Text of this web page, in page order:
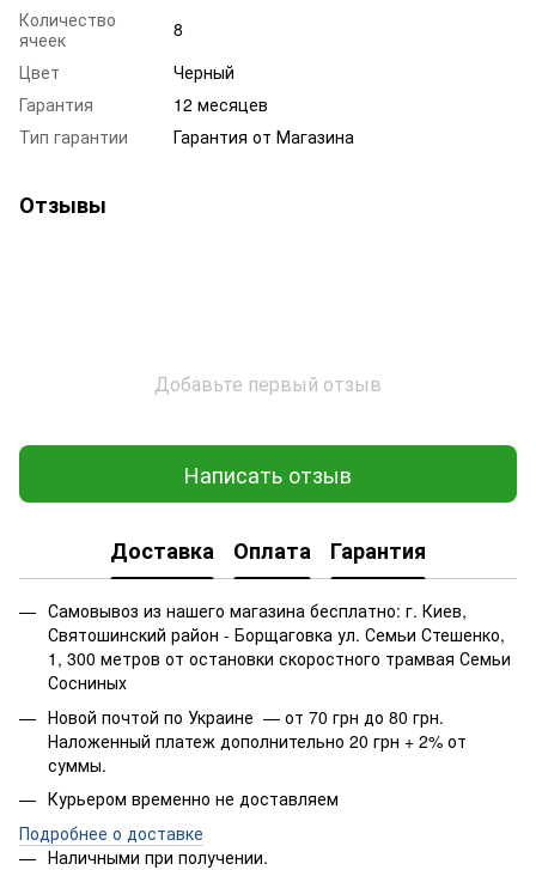
Количество
ячеек
8
Цвет
Черный
Гарантия
12 месяцев
Тип гарантии
Гарантия от Магазина
Отзывы
Добавьте первый отзыв
Написать отзыв
Доставка Оплата Гарантия
Самовывоз из нашего магазина бесплатно: г. Киев,
Святошинский район - Борщаговка ул. Семьи Стешенко,
1, 300 метров от остановки скоростного трамвая Семьи
Сосниных
Новой почтой по Украине — от 70 грн до 80 грн.
Наложенный платеж дополнительно 20 грн + 2% от
суммы.
Курьером временно не доставляем
Подробнее о доставке
Наличными при получении.